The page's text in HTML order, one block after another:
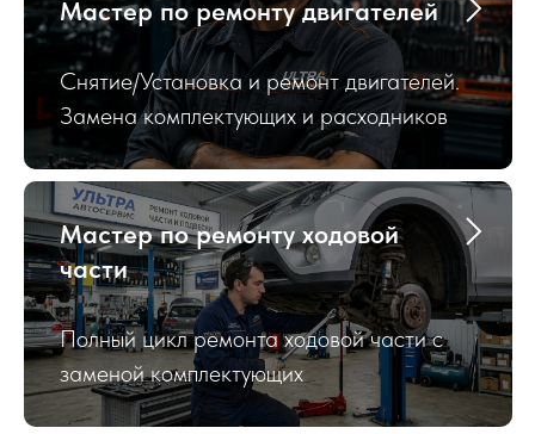
Мастер по ремонту двигателей
Снятие/Установка и ремонт двигателей.
Замена комплектующих и расходников
Мастер по ремонту ходовой
части
Полный цикл ремонта ходовой части с
заменой комплектующих